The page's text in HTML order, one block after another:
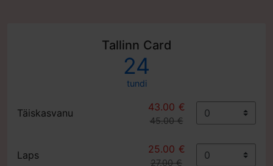
Tallinn Card
24
tundi
Täiskasvanu
43.00 €
45.00 €
Laps
25.00 €
27.00 €